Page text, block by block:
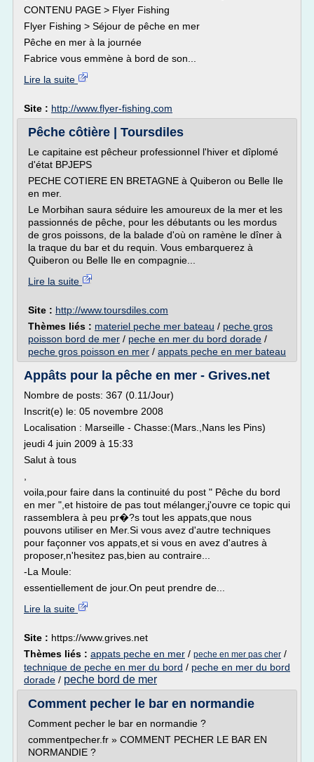
CONTENU PAGE > Flyer Fishing
Flyer Fishing > Séjour de pêche en mer
Pêche en mer à la journée
Fabrice vous emmène à bord de son...
Lire la suite
Site : http://www.flyer-fishing.com
Pêche côtière | Toursdiles
Le capitaine est pêcheur professionnel l'hiver et dîplomé
d'état BPJEPS
PECHE COTIERE EN BRETAGNE à Quiberon ou Belle Ile
en mer.
Le Morbihan saura séduire les amoureux de la mer et les
passionnés de pêche, pour les débutants ou les mordus
de gros poissons, de la balade d'où on ramène le dîner à
la traque du bar et du requin. Vous embarquerez à
Quiberon ou Belle Ile en compagnie...
Lire la suite
Site : http://www.toursdiles.com
Thèmes liés : materiel peche mer bateau / peche gros
poisson bord de mer / peche en mer du bord dorade /
peche gros poisson en mer / appats peche en mer bateau
Appâts pour la pêche en mer - Grives.net
Nombre de posts: 367 (0.11/Jour)
Inscrit(e) le: 05 novembre 2008
Localisation : Marseille - Chasse:(Mars.,Nans les Pins)
jeudi 4 juin 2009 à 15:33
Salut à tous
voila,pour faire dans la continuité du post " Pêche du bord
en mer ",et histoire de pas tout mélanger,j'ouvre ce topic qui
rassemblera à peu pr�?s tout les appats,que nous
pouvons utiliser en Mer.Si vous avez d'autre techniques
pour façonner vos appats,et si vous en avez d'autres à
proposer,n'hesitez pas,bien au contraire...
-La Moule:
essentiellement de jour.On peut prendre de...
Lire la suite
Site : https://www.grives.net
Thèmes liés : appats peche en mer / peche en mer pas cher /
technique de peche en mer du bord / peche en mer du bord
dorade / peche bord de mer
Comment pecher le bar en normandie
Comment pecher le bar en normandie ?
commentpecher.fr » COMMENT PECHER LE BAR EN
NORMANDIE ?